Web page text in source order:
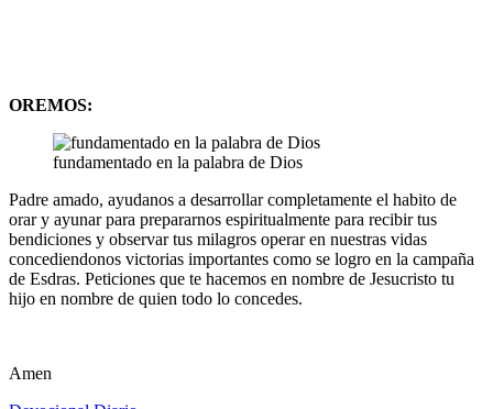
OREMOS:
fundamentado en la palabra de Dios
Padre amado, ayudanos a desarrollar completamente el habito de
orar y ayunar para prepararnos espiritualmente para recibir tus
bendiciones y observar tus milagros operar en nuestras vidas
concediendonos victorias importantes como se logro en la campaña
de Esdras. Peticiones que te hacemos en nombre de Jesucristo tu
hijo en nombre de quien todo lo concedes.
Amen